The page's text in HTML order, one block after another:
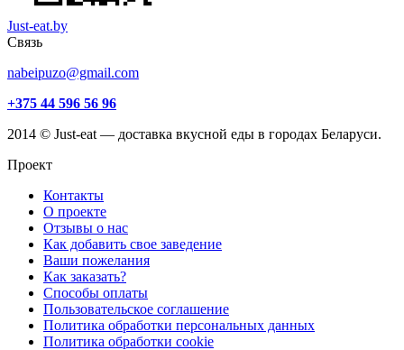
Just-eat.by
Связь
nabeipuzo@gmail.com
+375 44 596 56 96
2014 © Just-eat — доставка вкусной еды в городах Беларуси.
Проект
Контакты
О проекте
Отзывы о нас
Как добавить свое заведение
Ваши пожелания
Как заказать?
Способы оплаты
Пользовательское соглашение
Политика обработки персональных данных
Политика обработки cookie